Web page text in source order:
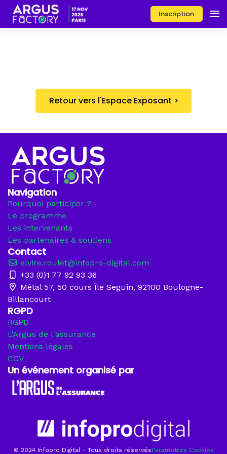
Inscription
Retour vers l'Espace Exposant >
Navigation
Pourquoi participer ?
Le programme
Les intervenants
Les partenaires & soutiens
Contact
elvire.roulet@infopro-digital.com
+33 (0)1 77 92 93 36
Métal 57, 50 cours Île Seguin, 92100 Boulogne-
Billancourt
RGPD
RGPD
L'Argus de l'assurance
Mentions légales
CGV
Un événement organisé par
© 2024 Infopro Digital - Tous droits réservésParamètres Cookies